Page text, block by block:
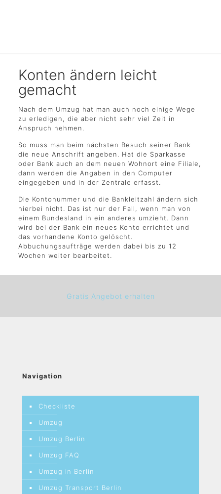
Konten ändern leicht
gemacht
Nach dem Umzug hat man auch noch einige Wege
zu erledigen, die aber nicht sehr viel Zeit in
Anspruch nehmen.
So muss man beim nächsten Besuch seiner Bank
die neue Anschrift angeben. Hat die Sparkasse
oder Bank auch an dem neuen Wohnort eine Filiale,
dann werden die Angaben in den Computer
eingegeben und in der Zentrale erfasst.
Die Kontonummer und die Bankleitzahl ändern sich
hierbei nicht. Das ist nur der Fall, wenn man von
einem Bundesland in ein anderes umzieht. Dann
wird bei der Bank ein neues Konto errichtet und
das vorhandene Konto gelöscht.
Abbuchungsaufträge werden dabei bis zu 12
Wochen weiter bearbeitet.
Gratis Angebot erhalten
Navigation
Checkliste
Umzug
Umzug Berlin
Umzug FAQ
Umzug in Berlin
Umzug Transport Berlin